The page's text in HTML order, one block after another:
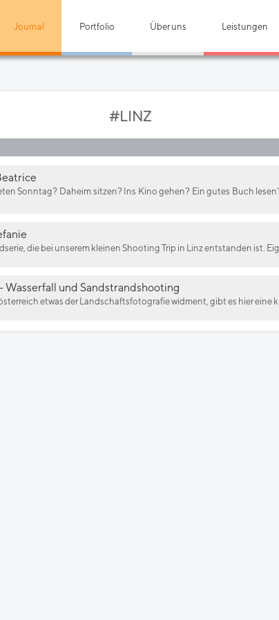
Journal Portfolio Über uns Leistungen
#LINZ
Sonntag? Daheim sitzen? Ins Kino gehen? Ein gutes Buch
die bei unserem kleinen Shooting Trip in Linz entstanden ist.
Wasserfall und Sandstrandshooting
etwas der Landschaftsfotografie widment, gibt es hier eine